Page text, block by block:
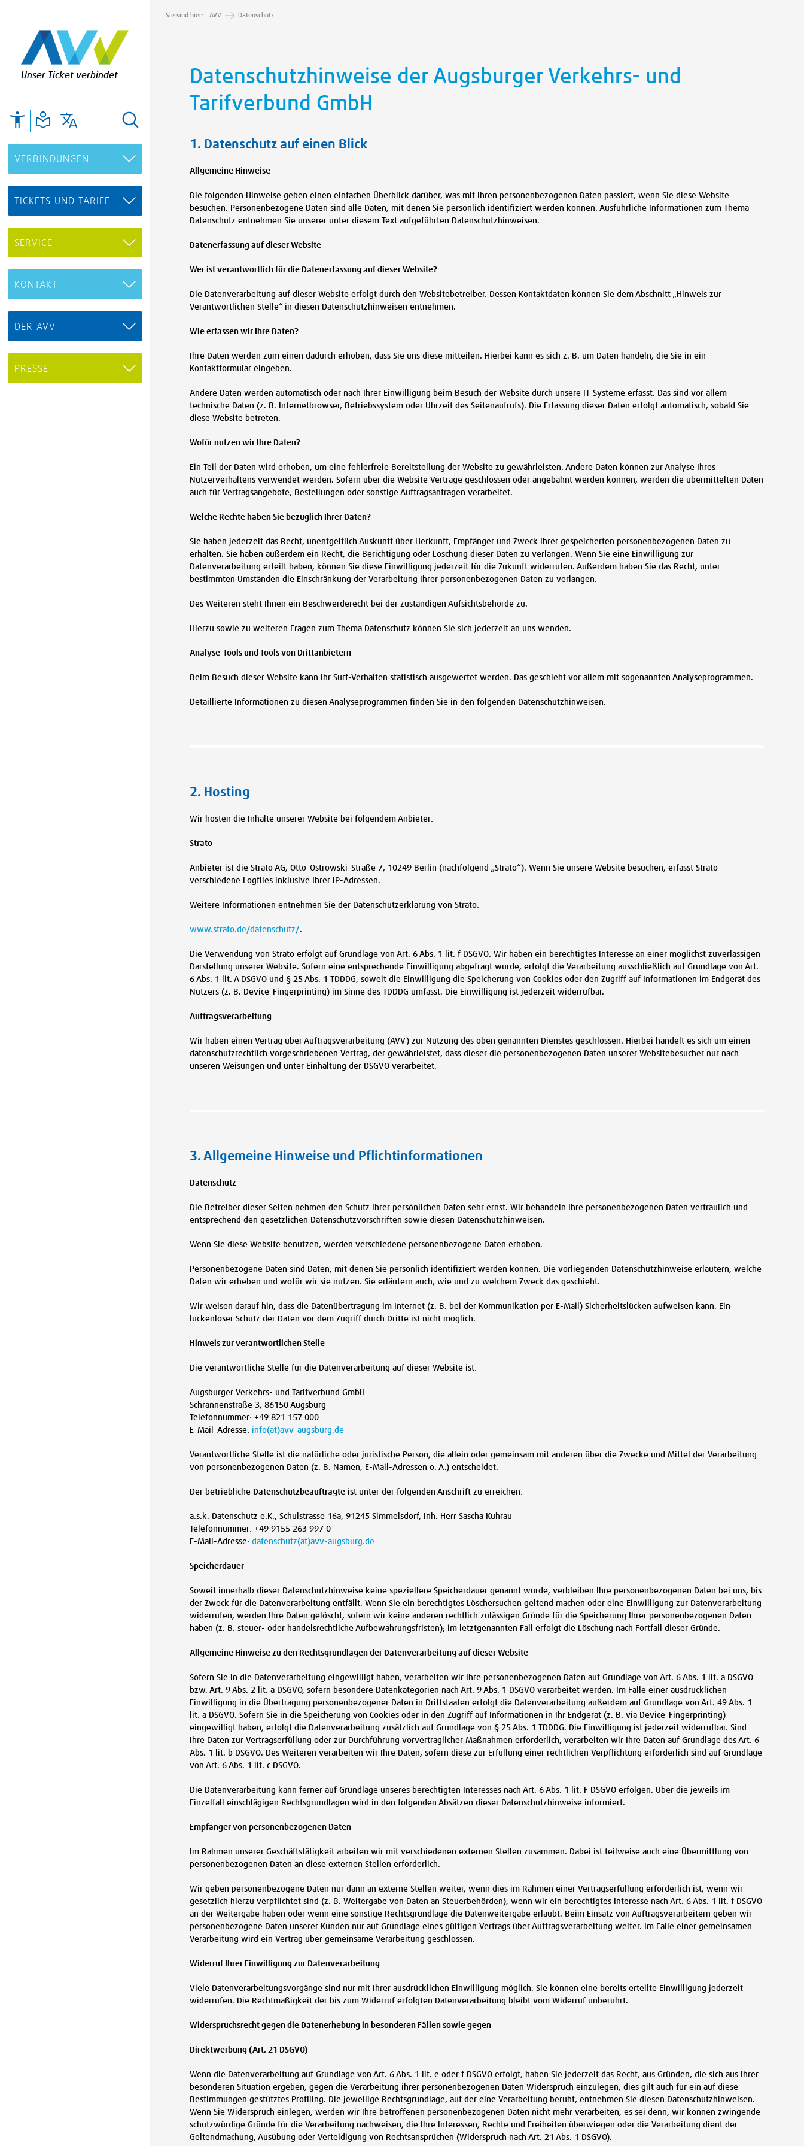
Unser Ticket verbindet
VERBINDUNGEN
TICKETS UND TARIFE
SERVICE
KONTAKT
DER AVV
PRESSE
Sie sind hier: AVV Datenschutz
Datenschutzhinweise der Augsburger Verkehrs- und
Tarifverbund GmbH
1. Datenschutz auf einen Blick
Allgemeine Hinweise
Die folgenden Hinweise geben einen einfachen Überblick darüber, was mit Ihren personenbezogenen Daten passiert, wenn Sie diese Website
besuchen. Personenbezogene Daten sind alle Daten, mit denen Sie persönlich identifiziert werden können. Ausführliche Informationen zum Thema
Datenschutz entnehmen Sie unserer unter diesem Text aufgeführten Datenschutzhinweisen.
Datenerfassung auf dieser Website
Wer ist verantwortlich für die Datenerfassung auf dieser Website?
Die Datenverarbeitung auf dieser Website erfolgt durch den Websitebetreiber. Dessen Kontaktdaten können Sie dem Abschnitt „Hinweis zur
Verantwortlichen Stelle“ in diesen Datenschutzhinweisen entnehmen.
Wie erfassen wir Ihre Daten?
Ihre Daten werden zum einen dadurch erhoben, dass Sie uns diese mitteilen. Hierbei kann es sich z. B. um Daten handeln, die Sie in ein
Kontaktformular eingeben.
Andere Daten werden automatisch oder nach Ihrer Einwilligung beim Besuch der Website durch unsere IT-Systeme erfasst. Das sind vor allem
technische Daten (z. B. Internetbrowser, Betriebssystem oder Uhrzeit des Seitenaufrufs). Die Erfassung dieser Daten erfolgt automatisch, sobald Sie
diese Website betreten.
Wofür nutzen wir Ihre Daten?
Ein Teil der Daten wird erhoben, um eine fehlerfreie Bereitstellung der Website zu gewährleisten. Andere Daten können zur Analyse Ihres
Nutzerverhaltens verwendet werden. Sofern über die Website Verträge geschlossen oder angebahnt werden können, werden die übermittelten Daten
auch für Vertragsangebote, Bestellungen oder sonstige Auftragsanfragen verarbeitet.
Welche Rechte haben Sie bezüglich Ihrer Daten?
Sie haben jederzeit das Recht, unentgeltlich Auskunft über Herkunft, Empfänger und Zweck Ihrer gespeicherten personenbezogenen Daten zu
erhalten. Sie haben außerdem ein Recht, die Berichtigung oder Löschung dieser Daten zu verlangen. Wenn Sie eine Einwilligung zur
Datenverarbeitung erteilt haben, können Sie diese Einwilligung jederzeit für die Zukunft widerrufen. Außerdem haben Sie das Recht, unter
bestimmten Umständen die Einschränkung der Verarbeitung Ihrer personenbezogenen Daten zu verlangen.
Des Weiteren steht Ihnen ein Beschwerderecht bei der zuständigen Aufsichtsbehörde zu.
Hierzu sowie zu weiteren Fragen zum Thema Datenschutz können Sie sich jederzeit an uns wenden.
Analyse-Tools und Tools von Drittanbietern
Beim Besuch dieser Website kann Ihr Surf-Verhalten statistisch ausgewertet werden. Das geschieht vor allem mit sogenannten Analyseprogrammen.
Detaillierte Informationen zu diesen Analyseprogrammen finden Sie in den folgenden Datenschutzhinweisen.
2. Hosting
Wir hosten die Inhalte unserer Website bei folgendem Anbieter:
Strato
Anbieter ist die Strato AG, Otto-Ostrowski-Straße 7, 10249 Berlin (nachfolgend „Strato“). Wenn Sie unsere Website besuchen, erfasst Strato
verschiedene Logfiles inklusive Ihrer IP-Adressen.
Weitere Informationen entnehmen Sie der Datenschutzerklärung von Strato:
www.strato.de/datenschutz/.
Die Verwendung von Strato erfolgt auf Grundlage von Art. 6 Abs. 1 lit. f DSGVO. Wir haben ein berechtigtes Interesse an einer möglichst zuverlässigen
Darstellung unserer Website. Sofern eine entsprechende Einwilligung abgefragt wurde, erfolgt die Verarbeitung ausschließlich auf Grundlage von Art.
6 Abs. 1 lit. A DSGVO und § 25 Abs. 1 TDDDG, soweit die Einwilligung die Speicherung von Cookies oder den Zugriff auf Informationen im Endgerät des
Nutzers (z. B. Device-Fingerprinting) im Sinne des TDDDG umfasst. Die Einwilligung ist jederzeit widerrufbar.
Auftragsverarbeitung
Wir haben einen Vertrag über Auftragsverarbeitung (AVV) zur Nutzung des oben genannten Dienstes geschlossen. Hierbei handelt es sich um einen
datenschutzrechtlich vorgeschriebenen Vertrag, der gewährleistet, dass dieser die personenbezogenen Daten unserer Websitebesucher nur nach
unseren Weisungen und unter Einhaltung der DSGVO verarbeitet.
3. Allgemeine Hinweise und Pflichtinformationen
Datenschutz
Die Betreiber dieser Seiten nehmen den Schutz Ihrer persönlichen Daten sehr ernst. Wir behandeln Ihre personenbezogenen Daten vertraulich und
entsprechend den gesetzlichen Datenschutzvorschriften sowie diesen Datenschutzhinweisen.
Wenn Sie diese Website benutzen, werden verschiedene personenbezogene Daten erhoben.
Personenbezogene Daten sind Daten, mit denen Sie persönlich identifiziert werden können. Die vorliegenden Datenschutzhinweise erläutern, welche
Daten wir erheben und wofür wir sie nutzen. Sie erläutern auch, wie und zu welchem Zweck das geschieht.
Wir weisen darauf hin, dass die Datenübertragung im Internet (z. B. bei der Kommunikation per E-Mail) Sicherheitslücken aufweisen kann. Ein
lückenloser Schutz der Daten vor dem Zugriff durch Dritte ist nicht möglich.
Hinweis zur verantwortlichen Stelle
Die verantwortliche Stelle für die Datenverarbeitung auf dieser Website ist:
Augsburger Verkehrs- und Tarifverbund GmbH
Schrannenstraße 3, 86150 Augsburg
Telefonnummer: +49 821 157 000
E-Mail-Adresse: info(at)avv-augsburg.de
Verantwortliche Stelle ist die natürliche oder juristische Person, die allein oder gemeinsam mit anderen über die Zwecke und Mittel der Verarbeitung
von personenbezogenen Daten (z. B. Namen, E-Mail-Adressen o. Ä.) entscheidet.
Der betriebliche Datenschutzbeauftragte ist unter der folgenden Anschrift zu erreichen:
a.s.k. Datenschutz e.K., Schulstrasse 16a, 91245 Simmelsdorf, Inh. Herr Sascha Kuhrau
Telefonnummer: +49 9155 263 997 0
E-Mail-Adresse: datenschutz(at)avv-augsburg.de
Speicherdauer
Soweit innerhalb dieser Datenschutzhinweise keine speziellere Speicherdauer genannt wurde, verbleiben Ihre personenbezogenen Daten bei uns, bis
der Zweck für die Datenverarbeitung entfällt. Wenn Sie ein berechtigtes Löschersuchen geltend machen oder eine Einwilligung zur Datenverarbeitung
widerrufen, werden Ihre Daten gelöscht, sofern wir keine anderen rechtlich zulässigen Gründe für die Speicherung Ihrer personenbezogenen Daten
haben (z. B. steuer- oder handelsrechtliche Aufbewahrungsfristen); im letztgenannten Fall erfolgt die Löschung nach Fortfall dieser Gründe.
Allgemeine Hinweise zu den Rechtsgrundlagen der Datenverarbeitung auf dieser Website
Sofern Sie in die Datenverarbeitung eingewilligt haben, verarbeiten wir Ihre personenbezogenen Daten auf Grundlage von Art. 6 Abs. 1 lit. a DSGVO
bzw. Art. 9 Abs. 2 lit. a DSGVO, sofern besondere Datenkategorien nach Art. 9 Abs. 1 DSGVO verarbeitet werden. Im Falle einer ausdrücklichen
Einwilligung in die Übertragung personenbezogener Daten in Drittstaaten erfolgt die Datenverarbeitung außerdem auf Grundlage von Art. 49 Abs. 1
lit. a DSGVO. Sofern Sie in die Speicherung von Cookies oder in den Zugriff auf Informationen in Ihr Endgerät (z. B. via Device-Fingerprinting)
eingewilligt haben, erfolgt die Datenverarbeitung zusätzlich auf Grundlage von § 25 Abs. 1 TDDDG. Die Einwilligung ist jederzeit widerrufbar. Sind
Ihre Daten zur Vertragserfüllung oder zur Durchführung vorvertraglicher Maßnahmen erforderlich, verarbeiten wir Ihre Daten auf Grundlage des Art. 6
Abs. 1 lit. b DSGVO. Des Weiteren verarbeiten wir Ihre Daten, sofern diese zur Erfüllung einer rechtlichen Verpflichtung erforderlich sind auf Grundlage
von Art. 6 Abs. 1 lit. c DSGVO.
Die Datenverarbeitung kann ferner auf Grundlage unseres berechtigten Interesses nach Art. 6 Abs. 1 lit. F DSGVO erfolgen. Über die jeweils im
Einzelfall einschlägigen Rechtsgrundlagen wird in den folgenden Absätzen dieser Datenschutzhinweise informiert.
Empfänger von personenbezogenen Daten
Im Rahmen unserer Geschäftstätigkeit arbeiten wir mit verschiedenen externen Stellen zusammen. Dabei ist teilweise auch eine Übermittlung von
personenbezogenen Daten an diese externen Stellen erforderlich.
Wir geben personenbezogene Daten nur dann an externe Stellen weiter, wenn dies im Rahmen einer Vertragserfüllung erforderlich ist, wenn wir
gesetzlich hierzu verpflichtet sind (z. B. Weitergabe von Daten an Steuerbehörden), wenn wir ein berechtigtes Interesse nach Art. 6 Abs. 1 lit. f DSGVO
an der Weitergabe haben oder wenn eine sonstige Rechtsgrundlage die Datenweitergabe erlaubt. Beim Einsatz von Auftragsverarbeitern geben wir
personenbezogene Daten unserer Kunden nur auf Grundlage eines gültigen Vertrags über Auftragsverarbeitung weiter. Im Falle einer gemeinsamen
Verarbeitung wird ein Vertrag über gemeinsame Verarbeitung geschlossen.
Widerruf Ihrer Einwilligung zur Datenverarbeitung
Viele Datenverarbeitungsvorgänge sind nur mit Ihrer ausdrücklichen Einwilligung möglich. Sie können eine bereits erteilte Einwilligung jederzeit
widerrufen. Die Rechtmäßigkeit der bis zum Widerruf erfolgten Datenverarbeitung bleibt vom Widerruf unberührt.
Widerspruchsrecht gegen die Datenerhebung in besonderen Fällen sowie gegen
Direktwerbung (Art. 21 DSGVO)
Wenn die Datenverarbeitung auf Grundlage von Art. 6 Abs. 1 lit. e oder f DSGVO erfolgt, haben Sie jederzeit das Recht, aus Gründen, die sich aus Ihrer
besonderen Situation ergeben, gegen die Verarbeitung ihrer personenbezogenen Daten Widerspruch einzulegen; dies gilt auch für ein auf diese
Bestimmungen gestütztes Profiling. Die jeweilige Rechtsgrundlage, auf der eine Verarbeitung beruht, entnehmen Sie diesen Datenschutzhinweisen.
Wenn Sie Widerspruch einlegen, werden wir Ihre betroffenen personenbezogenen Daten nicht mehr verarbeiten, es sei denn, wir können zwingende
schutzwürdige Gründe für die Verarbeitung nachweisen, die Ihre Interessen, Rechte und Freiheiten überwiegen oder die Verarbeitung dient der
Geltendmachung, Ausübung oder Verteidigung von Rechtsansprüchen (Widerspruch nach Art. 21 Abs. 1 DSGVO).